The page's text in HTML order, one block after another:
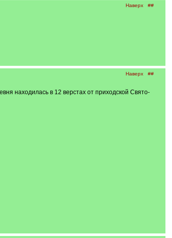
Наверх ##
Наверх ##
находилась в 12 верстах от приходской Свято-